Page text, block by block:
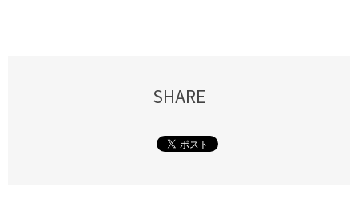
SHARE